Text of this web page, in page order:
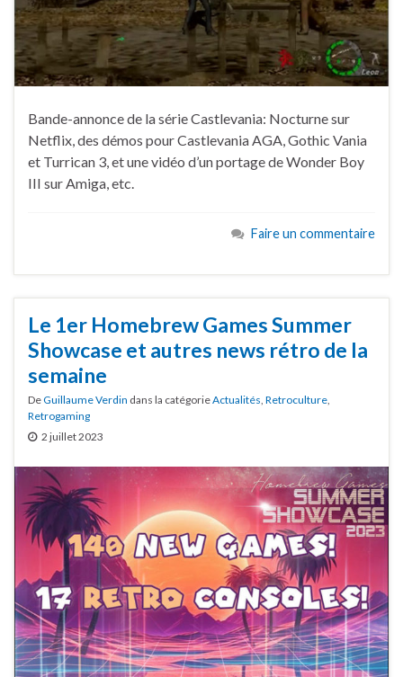
Bande-annonce de la série Castlevania: Nocturne sur
Netflix, des démos pour Castlevania AGA, Gothic Vania
et Turrican 3, et une vidéo d’un portage de Wonder Boy
III sur Amiga, etc.
Faire un commentaire
Le 1er Homebrew Games Summer
Showcase et autres news rétro de la
semaine
DeGuillaume Verdin dans la catégorieActualités Retroculture
Retrogaming
2 juillet 2023